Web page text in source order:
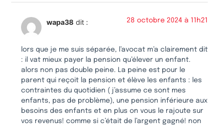
wapa38 dit : 28 octobre 2024 à 11h21
lors que je me suis séparée, l’avocat m’a clairement dit
: il vat mieux payer la pension qu’élever un enfant.
alors non pas double peine. La peine est pour le
parent qui reçoit la pension et élève les enfants : les
contraintes du quotidien ( j’assume ce sont mes
enfants, pas de problème), une pension inférieure aux
besoins des enfants et en plus on vous le rajoute sur
vos revenus! comme si c’était de l’argent gagné! non